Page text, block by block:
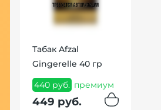
Табак Afzal
Gingerelle 40 гр
440 руб. премиум
449 руб.